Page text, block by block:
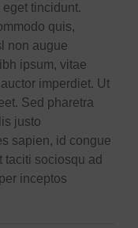
tincidunt.
quis,
non augue
ipsum, vitae
imperdiet. Ut
Sed pharetra
justo
sapien, id congue
taciti sociosqu ad
inceptos